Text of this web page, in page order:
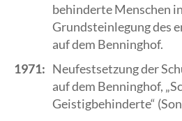
behinderte Menschen
Grundsteinlegung des
auf dem Benninghof.
1971: Neufestsetzung der
auf dem Benninghof,
Geistigbehinderte“